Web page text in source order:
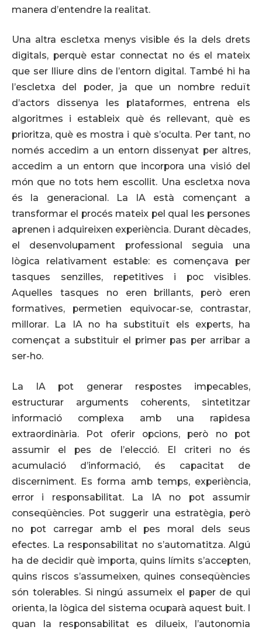
manera d’entendre la realitat.
Una altra escletxa menys visible és la dels drets
digitals, perquè estar connectat no és el mateix
que ser lliure dins de l’entorn digital. També hi ha
l’escletxa del poder, ja que un nombre reduït
d’actors dissenya les plataformes, entrena els
algoritmes i estableix què és rellevant, què es
prioritza, què es mostra i què s’oculta. Per tant, no
només accedim a un entorn dissenyat per altres,
accedim a un entorn que incorpora una visió del
món que no tots hem escollit. Una escletxa nova
és la generacional. La IA està començant a
transformar el procés mateix pel qual les persones
aprenen i adquireixen experiència. Durant dècades,
el desenvolupament professional seguia una
lògica relativament estable: es començava per
tasques senzilles, repetitives i poc visibles.
Aquelles tasques no eren brillants, però eren
formatives, permetien equivocar-se, contrastar,
millorar. La IA no ha substituït els experts, ha
començat a substituir el primer pas per arribar a
ser-ho.
La IA pot generar respostes impecables,
estructurar arguments coherents, sintetitzar
informació complexa amb una rapidesa
extraordinària. Pot oferir opcions, però no pot
assumir el pes de l’elecció. El criteri no és
acumulació d’informació, és capacitat de
discerniment. Es forma amb temps, experiència,
error i responsabilitat. La IA no pot assumir
conseqüències. Pot suggerir una estratègia, però
no pot carregar amb el pes moral dels seus
efectes. La responsabilitat no s’automatitza. Algú
ha de decidir què importa, quins límits s’accepten,
quins riscos s’assumeixen, quines conseqüències
són tolerables. Si ningú assumeix el paper de qui
orienta, la lògica del sistema ocuparà aquest buit. I
quan la responsabilitat es dilueix, l’autonomia